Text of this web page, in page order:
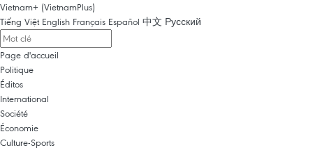
Vietnam+ (VietnamPlus)
Tiếng Việt English Français Español 中文 Русский
Page d'accueil
Politique
Éditos
International
Société
Économie
Culture-Sports